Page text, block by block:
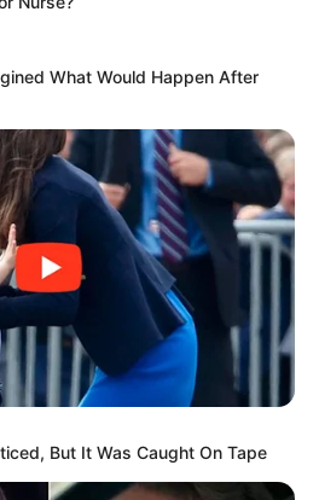
What Would Happen After
But It Was Caught On Tape